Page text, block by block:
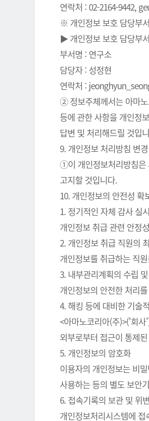
연락처 : 02-2164-9442,
※ 개인정보 보호 담당부
▶ 개인정보 보호 담당부서
부서명 : 연구소
담당자 : 성정현
연락처 :
② 정보주체께서는 아마노
등에 관한 사항을 개인정
답변 및 처리해드릴 것입
9. 개인정보 처리방침 변경
①이 개인정보처리방침은
고지할 것입니다.
10. 개인정보의 안전성
1. 정기적인 자체 감사 실시
개인정보 취급 관련 안정
2. 개인정보 취급 직원의
개인정보를 취급하는 직
3. 내부관리계획의 수립
개인정보의 안전한 처리
4. 해킹 등에 대비한 기술
<아마노코리아(주)>('회
외부로부터 접근이 통제
5. 개인정보의 암호화
이용자의 개인정보는 비
사용하는 등의 별도 보안
6. 접속기록의 보관 및 위
개인정보처리시스템에